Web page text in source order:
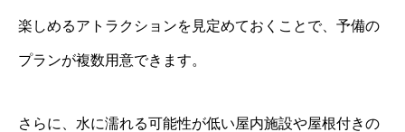
楽しめるアトラクションを見定めておくことで、予備の
プランが複数用意できます。
さらに、水に濡れる可能性が低い屋内施設や屋根付きの